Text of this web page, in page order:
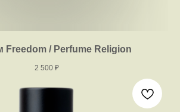
/ Perfume Religion
2 500 ₽